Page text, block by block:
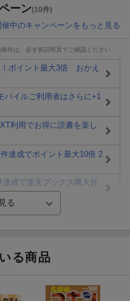
ーン(10件)
催中のキャンペーンをもっと見る
件は、必ず各説明頁でご確認ください。
！ポイント最大3倍 おかえ
バイルご利用者はさらに+1
利用でお得に読書を楽し
達成でポイント最大10倍 2
達成で楽天ブックス購入分
拡散で300円OFFクーポン
る商品